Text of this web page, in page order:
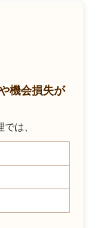
機会損失が
は、